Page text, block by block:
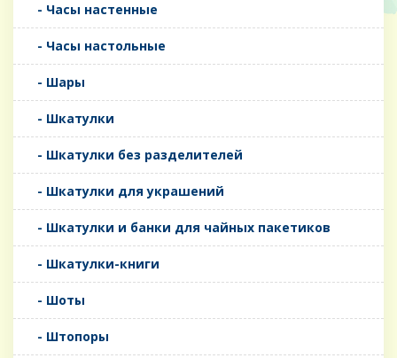
- Часы настенные
- Часы настольные
- Шары
- Шкатулки
- Шкатулки без разделителей
- Шкатулки для украшений
- Шкатулки и банки для чайных пакетиков
- Шкатулки-книги
- Шоты
- Штопоры